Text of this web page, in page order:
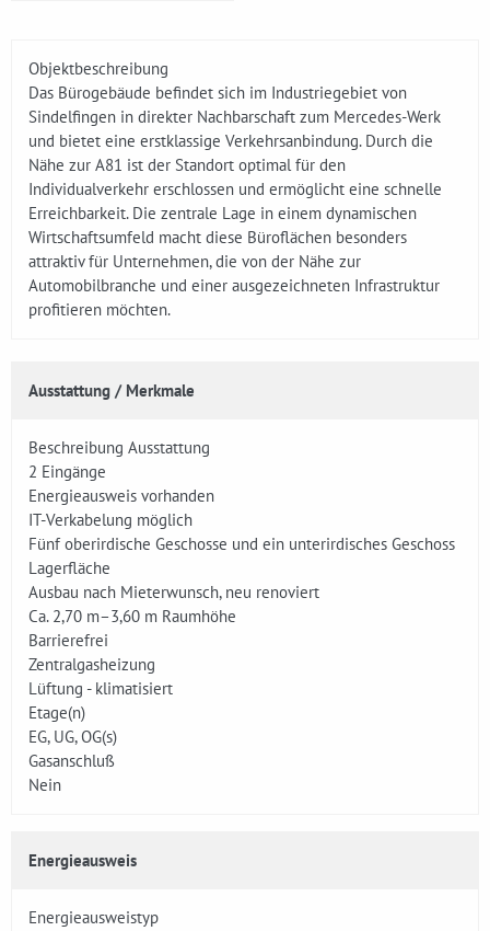
Objektbeschreibung
Das Bürogebäude befindet sich im Industriegebiet von
Sindelfingen in direkter Nachbarschaft zum Mercedes-Werk
und bietet eine erstklassige Verkehrsanbindung. Durch die
Nähe zur A81 ist der Standort optimal für den
Individualverkehr erschlossen und ermöglicht eine schnelle
Erreichbarkeit. Die zentrale Lage in einem dynamischen
Wirtschaftsumfeld macht diese Büroflächen besonders
attraktiv für Unternehmen, die von der Nähe zur
Automobilbranche und einer ausgezeichneten Infrastruktur
profitieren möchten.
Ausstattung / Merkmale
Beschreibung Ausstattung
2 Eingänge
Energieausweis vorhanden
IT-Verkabelung möglich
Fünf oberirdische Geschosse und ein unterirdisches Geschoss
Lagerfläche
Ausbau nach Mieterwunsch, neu renoviert
Ca. 2,70 m–3,60 m Raumhöhe
Barrierefrei
Zentralgasheizung
Lüftung - klimatisiert
Etage(n)
EG, UG, OG(s)
Gasanschluß
Nein
Energieausweis
Energieausweistyp